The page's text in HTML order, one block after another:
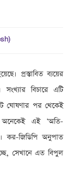
প্রস্তাবিত ব্যয়ের
বিচারে এটি
ঘোষণার পর থেকেই
অনেকেই এই ‘অতি-
কর-জিডিপি অনুপাত
সেখানে এত বিপুল